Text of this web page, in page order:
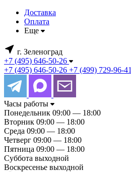
Доставка
Оплата
Еще
г. Зеленоград
+7 (495) 646-50-26
+7 (495) 646-50-26 +7 (499) 729-96-41
Часы работы
Понедельник 09:00 — 18:00
Вторник 09:00 — 18:00
Среда 09:00 — 18:00
Четверг 09:00 — 18:00
Пятница 09:00 — 18:00
Суббота выходной
Воскресенье выходной